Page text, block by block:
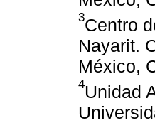
3Centro
Nayarit.
México,
4Unidad